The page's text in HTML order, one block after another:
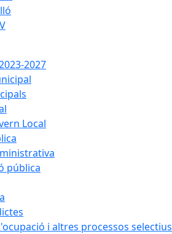
2027
Local
pública
i altres processos selectius